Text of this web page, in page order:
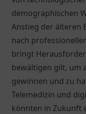
demographischen
Anstieg der älteren
nach
bringt
bewältigen gilt, um
gewinnen und zu
Telemedizin und
könnten in Zukunft